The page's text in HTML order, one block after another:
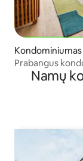
Prabangus
mokesčių
Namų